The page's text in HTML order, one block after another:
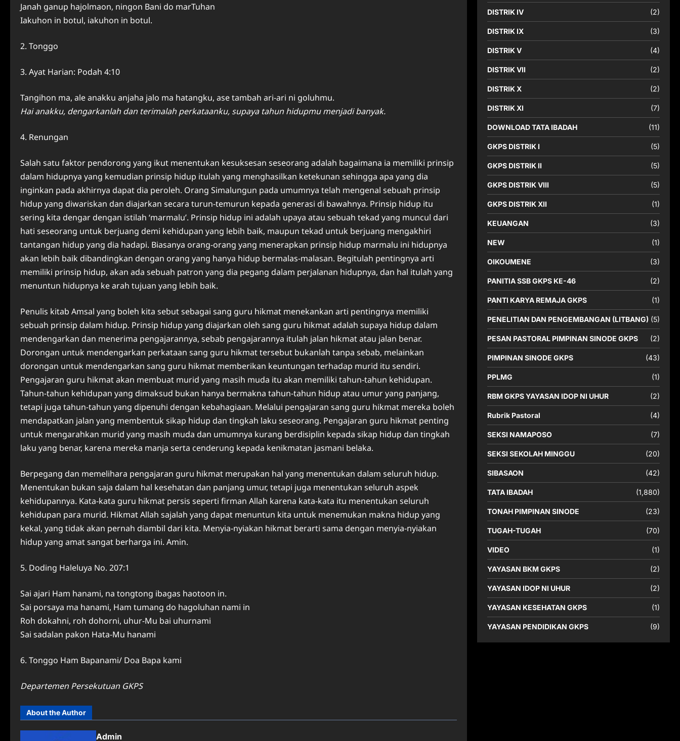
Janah ganup hajolmaon, ningon Bani do marTuhan
Iakuhon in botul, iakuhon in botul.
2. Tonggo
3. Ayat Harian: Podah 4:10
Tangihon ma, ale anakku anjaha jalo ma hatangku, ase tambah ari-ari ni goluhmu.
Hai anakku, dengarkanlah dan terimalah perkataanku, supaya tahun hidupmu menjadi banyak.
4. Renungan
Salah satu faktor pendorong yang ikut menentukan kesuksesan seseorang adalah bagaimana ia memiliki prinsip
dalam hidupnya yang kemudian prinsip hidup itulah yang menghasilkan ketekunan sehingga apa yang dia
inginkan pada akhirnya dapat dia peroleh. Orang Simalungun pada umumnya telah mengenal sebuah prinsip
hidup yang diwariskan dan diajarkan secara turun-temurun kepada generasi di bawahnya. Prinsip hidup itu
sering kita dengar dengan istilah ‘marmalu’. Prinsip hidup ini adalah upaya atau sebuah tekad yang muncul dari
hati seseorang untuk berjuang demi kehidupan yang lebih baik, maupun tekad untuk berjuang mengakhiri
tantangan hidup yang dia hadapi. Biasanya orang-orang yang menerapkan prinsip hidup marmalu ini hidupnya
akan lebih baik dibandingkan dengan orang yang hanya hidup bermalas-malasan. Begitulah pentingnya arti
memiliki prinsip hidup, akan ada sebuah patron yang dia pegang dalam perjalanan hidupnya, dan hal itulah yang
menuntun hidupnya ke arah tujuan yang lebih baik.
Penulis kitab Amsal yang boleh kita sebut sebagai sang guru hikmat menekankan arti pentingnya memiliki
sebuah prinsip dalam hidup. Prinsip hidup yang diajarkan oleh sang guru hikmat adalah supaya hidup dalam
mendengarkan dan menerima pengajarannya, sebab pengajarannya itulah jalan hikmat atau jalan benar.
Dorongan untuk mendengarkan perkataan sang guru hikmat tersebut bukanlah tanpa sebab, melainkan
dorongan untuk mendengarkan sang guru hikmat memberikan keuntungan terhadap murid itu sendiri.
Pengajaran guru hikmat akan membuat murid yang masih muda itu akan memiliki tahun-tahun kehidupan.
Tahun-tahun kehidupan yang dimaksud bukan hanya bermakna tahun-tahun hidup atau umur yang panjang,
tetapi juga tahun-tahun yang dipenuhi dengan kebahagiaan. Melalui pengajaran sang guru hikmat mereka boleh
mendapatkan jalan yang membentuk sikap hidup dan tingkah laku seseorang. Pengajaran guru hikmat penting
untuk mengarahkan murid yang masih muda dan umumnya kurang berdisiplin kepada sikap hidup dan tingkah
laku yang benar, karena mereka manja serta cenderung kepada kenikmatan jasmani belaka.
Berpegang dan memelihara pengajaran guru hikmat merupakan hal yang menentukan dalam seluruh hidup.
Menentukan bukan saja dalam hal kesehatan dan panjang umur, tetapi juga menentukan seluruh aspek
kehidupannya. Kata-kata guru hikmat persis seperti firman Allah karena kata-kata itu menentukan seluruh
kehidupan para murid. Hikmat Allah sajalah yang dapat menuntun kita untuk menemukan makna hidup yang
kekal, yang tidak akan pernah diambil dari kita. Menyia-nyiakan hikmat berarti sama dengan menyia-nyiakan
hidup yang amat sangat berharga ini. Amin.
5. Doding Haleluya No. 207:1
Sai ajari Ham hanami, na tongtong ibagas haotoon in.
Sai porsaya ma hanami, Ham tumang do hagoluhan nami in
Roh dokahni, roh dohorni, uhur-Mu bai uhurnami
Sai sadalan pakon Hata-Mu hanami
6. Tonggo Ham Bapanami/ Doa Bapa kami
Departemen Persekutuan GKPS
About the Author
Admin
DISTRIK IV (2)
DISTRIK IX (3)
DISTRIK V (4)
DISTRIK VII (2)
DISTRIK X (2)
DISTRIK XI (7)
DOWNLOAD TATA IBADAH (11)
GKPS DISTRIK I (5)
GKPS DISTRIK II (5)
GKPS DISTRIK VIII (5)
GKPS DISTRIK XII (1)
KEUANGAN (3)
NEW (1)
OIKOUMENE (3)
PANITIA SSB GKPS KE-46 (2)
PANTI KARYA REMAJA GKPS (1)
PENELITIAN DAN PENGEMBANGAN (LITBANG) (5)
PESAN PASTORAL PIMPINAN SINODE GKPS (2)
PIMPINAN SINODE GKPS (43)
PPLMG (1)
RBM GKPS YAYASAN IDOP NI UHUR (2)
Rubrik Pastoral (4)
SEKSI NAMAPOSO (7)
SEKSI SEKOLAH MINGGU (20)
SIBASAON (42)
TATA IBADAH (1,880)
TONAH PIMPINAN SINODE (23)
TUGAH-TUGAH (70)
VIDEO (1)
YAYASAN BKM GKPS (2)
YAYASAN IDOP NI UHUR (2)
YAYASAN KESEHATAN GKPS (1)
YAYASAN PENDIDIKAN GKPS (9)